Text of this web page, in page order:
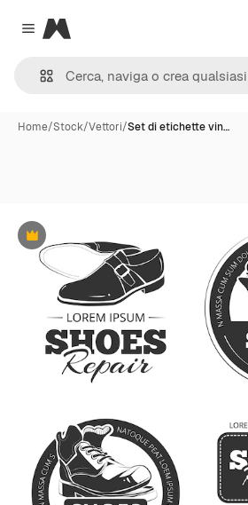
Close menu
Magnific
Home/Stock/Vettori/Set di etichette vin…
Premium